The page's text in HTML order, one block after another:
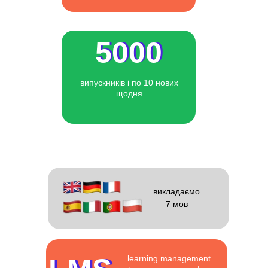
викладаємо
7 мов
learning management
5000
5000
випускників і по 10 нових
щодня